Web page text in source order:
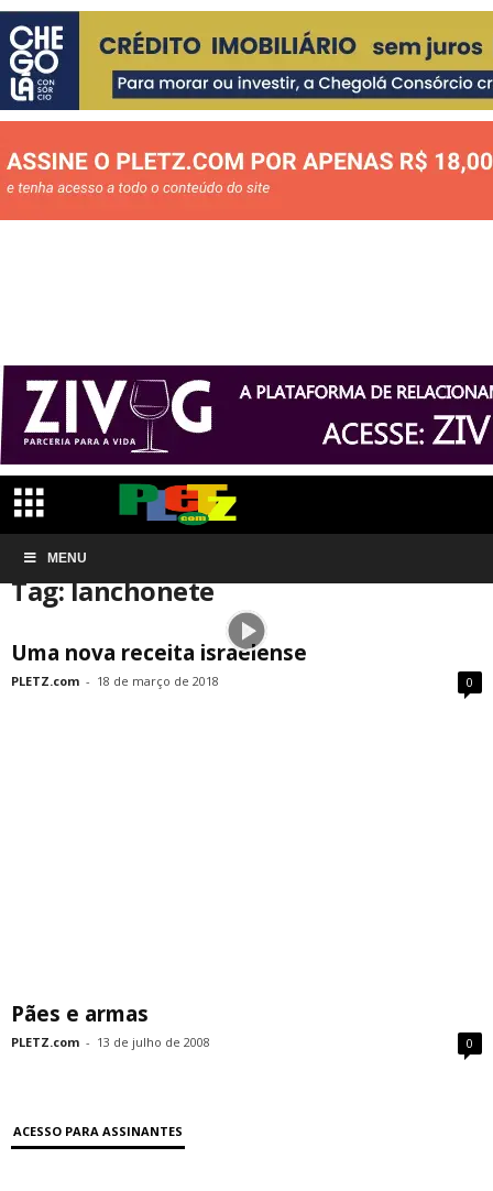
MENU
Início Tags
Tag: lanchonete
Uma nova receita israelense
PLETZ.com - 18 de março de 2018 0
Pães e armas
PLETZ.com - 13 de julho de 2008 0
ACESSO PARA ASSINANTES